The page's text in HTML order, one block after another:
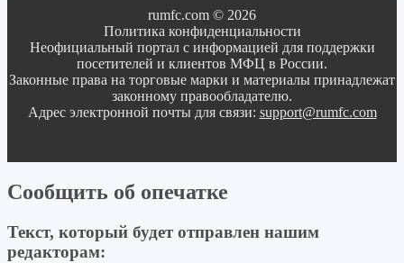
rumfc.com © 2026
Политика конфиденциальности
Неофициальный портал с информацией для поддержки
посетителей и клиентов МФЦ в России.
Законные права на торговые марки и материалы принадлежат
законному правообладателю.
Адрес электронной почты для связи: support@rumfc.com
Сообщить об опечатке
Текст, который будет отправлен нашим
редакторам: